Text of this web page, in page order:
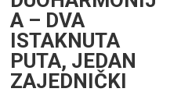
A – DVA
ISTAKNUTA
PUTA, JEDAN
ZAJEDNIČKI